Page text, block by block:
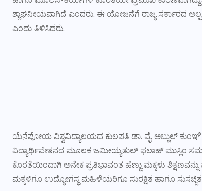
ಶ್ಲಾಘನೀಯವಾಗಿದೆ ಎಂದರು. ಈ ಯೋಜನೆಗೆ ರಾಜ್ಯ ಸರ್ಕಾರದ
ಎಂದು ತಿಳಿಸಿದರು.
ಯೆನೆಪೋಯ ವಿಶ್ವವಿದ್ಯಾಲಯದ ಕುಲಪತಿ ಡಾ. ವೈ. ಅಬ್ದುಲ್ ಕುಂಞಿ
ವಿದ್ಯಾರ್ಥಿವೇತನದ ಮೂಲಕ ಜಮೀಯ್ಯತುಲ್ ಫಲಾಹ್ ಮುಸ್ಲಿಂ
ಕೊರತೆಯಿಂದಾಗಿ ಅನೇಕ ಪ್ರತಿಭಾವಂತ ಹೆಣ್ಣು ಮಕ್ಕಳು
ಮಕ್ಕಳಿಗೂ ಉದ್ಯೋಗಸ್ಥ ಮಹಿಳೆಯರಿಗೂ ಸುರಕ್ಷಿತ ಹಾಗೂ